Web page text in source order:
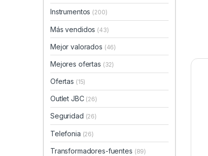
Instrumentos (200)
Más vendidos (43)
Mejor valorados (46)
Mejores ofertas (32)
Ofertas (15)
Outlet JBC (26)
Seguridad (26)
Telefonia (26)
Transformadores-fuentes (89)